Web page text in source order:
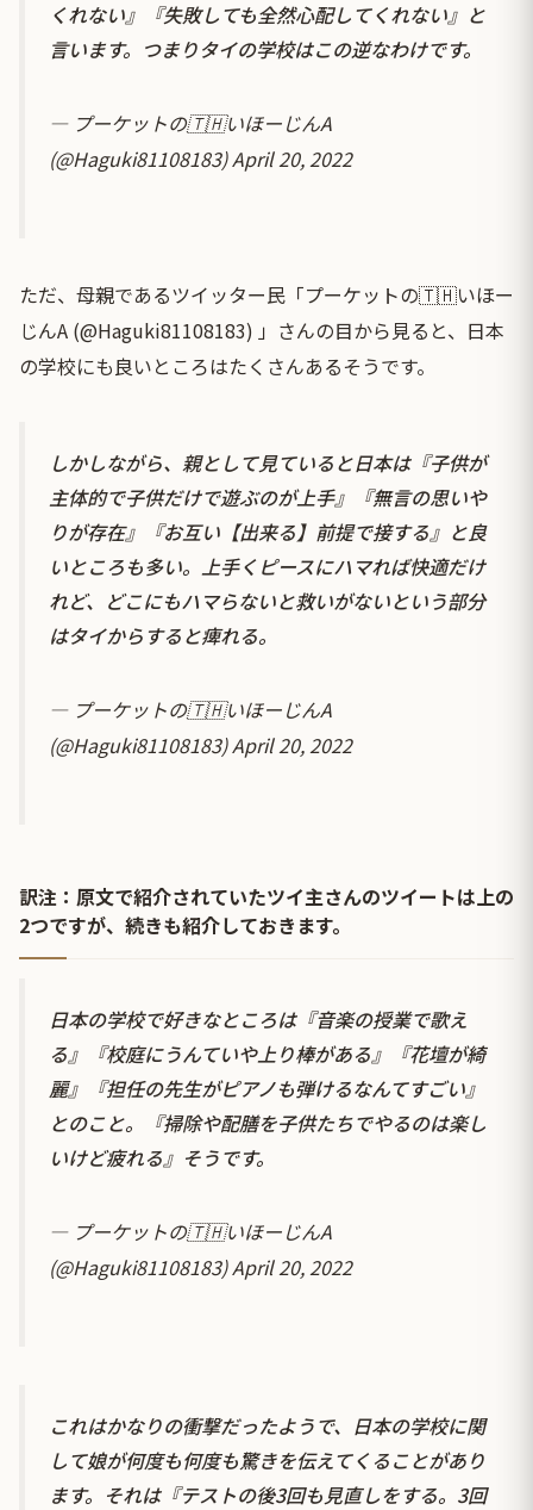
くれない』『失敗しても全然心配してくれない』と
言います。つまりタイの学校はこの逆なわけです。
— プーケットの🇹🇭いほーじんA
(@Haguki81108183)April 20, 2022
ただ、母親であるツイッター民「プーケットの🇹🇭いほー
じんA (@Haguki81108183) 」さんの目から見ると、日本
の学校にも良いところはたくさんあるそうです。
しかしながら、親として見ていると日本は『子供が
主体的で子供だけで遊ぶのが上手』『無言の思いや
りが存在』『お互い【出来る】前提で接する』と良
いところも多い。上手くピースにハマれば快適だけ
れど、どこにもハマらないと救いがないという部分
はタイからすると痺れる。
— プーケットの🇹🇭いほーじんA
(@Haguki81108183)April 20, 2022
訳注：原文で紹介されていたツイ主さんのツイートは上の
2つですが、続きも紹介しておきます。
日本の学校で好きなところは『音楽の授業で歌え
る』『校庭にうんていや上り棒がある』『花壇が綺
麗』『担任の先生がピアノも弾けるなんてすごい』
とのこと。『掃除や配膳を子供たちでやるのは楽し
いけど疲れる』そうです。
— プーケットの🇹🇭いほーじんA
(@Haguki81108183)April 20, 2022
これはかなりの衝撃だったようで、日本の学校に関
して娘が何度も何度も驚きを伝えてくることがあり
ます。それは『テストの後3回も見直しをする。3回